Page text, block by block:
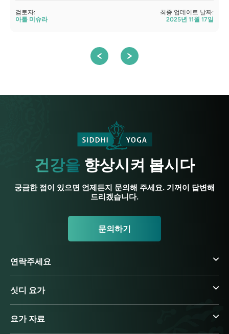
검토자:
아툴 미슈라
최종 업데이트 날짜:
2025년 11월 17일
건강을 향상시켜 봅시다
궁금한 점이 있으면 언제든지 문의해 주세요. 기꺼이 답변해
드리겠습니다.
문의하기
연락주세요
싯디 요가
요가 자료